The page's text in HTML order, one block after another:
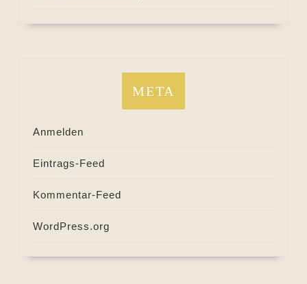
META
Anmelden
Eintrags-Feed
Kommentar-Feed
WordPress.org